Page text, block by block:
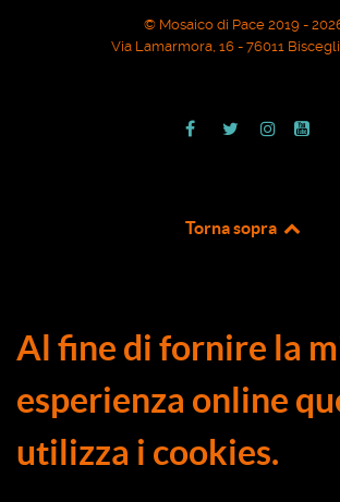
© Mosaico di Pace 2019 -
Via Lamarmora, 16 - 76011
Torna sopra
Al fine di fornire la
esperienza online
utilizza i cookies.